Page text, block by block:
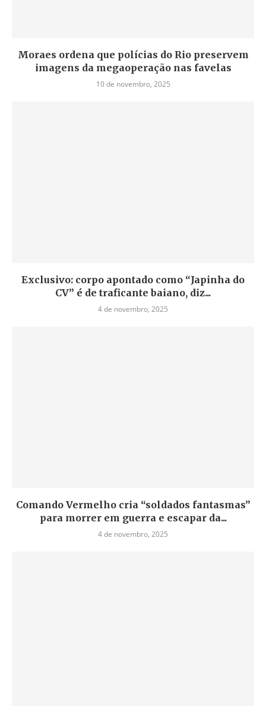
Moraes ordena que polícias do Rio preservem
imagens da megaoperação nas favelas
10 de novembro, 2025
Exclusivo: corpo apontado como “Japinha do
CV” é de traficante baiano, diz...
4 de novembro, 2025
Comando Vermelho cria “soldados fantasmas”
para morrer em guerra e escapar da...
4 de novembro, 2025